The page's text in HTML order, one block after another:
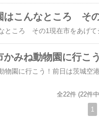
はこんなところ そ
みね動物園に行こ
全22件 (22件
1